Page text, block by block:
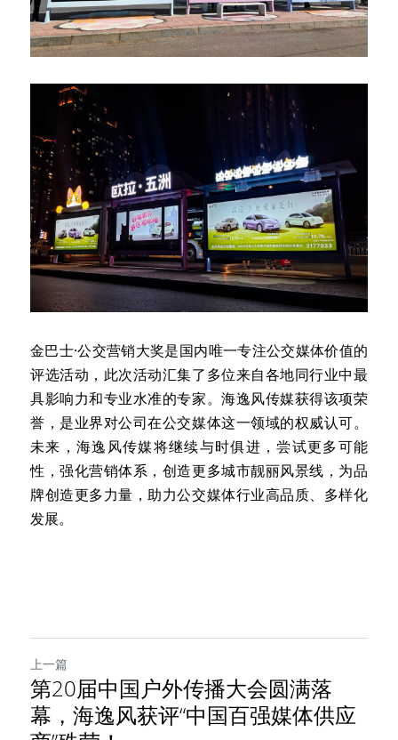
金巴士·公交营销大奖是国内唯一专注公交媒体价值的
评选活动，此次活动汇集了多位来自各地同行业中最
具影响力和专业水准的专家。海逸风传媒获得该项荣
誉，是业界对公司在公交媒体这一领域的权威认可。
未来，海逸风传媒将继续与时俱进，尝试更多可能
性，强化营销体系，创造更多城市靓丽风景线，为品
牌创造更多力量，助力公交媒体行业高品质、多样化
发展。
上一篇
第20届中国户外传播大会圆满落
幕，海逸风获评“中国百强媒体供应